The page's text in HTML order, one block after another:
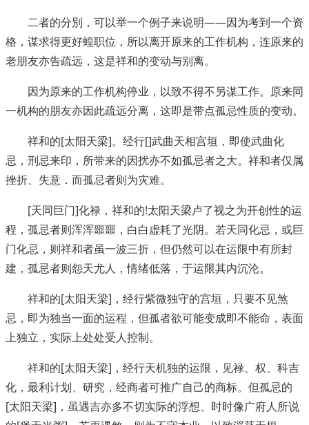
二者的分別，可以举一个例子来说明――因为考到一个资
格，谋求得更好蝗职位，所以离开原来的工作机构，连原来的
老朋友亦告疏远，这是祥和的变动与别离。
因为原来的工作机构停业，以致不得不另谋工作。原来同
一机构的朋友亦因此疏远分离，这即是带点孤忌性质的变动。
祥和的[太阳天梁]。经行[]武曲天相宫垣，即使武曲化
忌，刑忌来印，所带来的因扰亦不如孤忌者之大。祥和者仅属
挫折、失意．而孤忌者则为灾难。
[天同巨门]化禄，祥和的!太阳天梁卢了视之为开创性的运
程，孤忌者则浑浑噩噩，白白虚耗了光阴。若天同化忌，或巨
门化忌，则祥和者虽一波三折，但仍然可以在运限中有所封
建，孤忌者则怨天尤人，情绪低落，于运限其内沉沦。
祥和的[太阳天梁]，经行紫微独守的宫垣，只要不见煞
忌，即为独当一面的运程，但孤者欲可能变成即不能命，表面
上独立，实际上处处受人控制。
祥和的[太阳天梁]，经行天机独的运限，见禄、权、科吉
化，最利计划、研究，经商者可推广自己的商标。但孤忌的
[太阳天梁]，虽遇吉亦多不切实际的浮想、时时像广府人所说